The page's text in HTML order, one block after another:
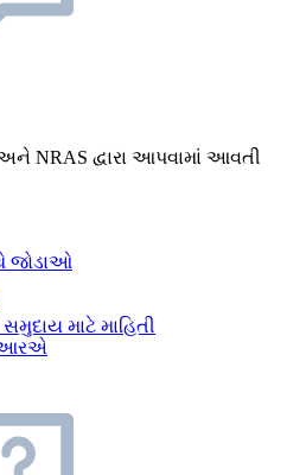
NRAS દ્વારા આપવામાં આવતી
જોડાઓ
માટે માહિતી
આરએ